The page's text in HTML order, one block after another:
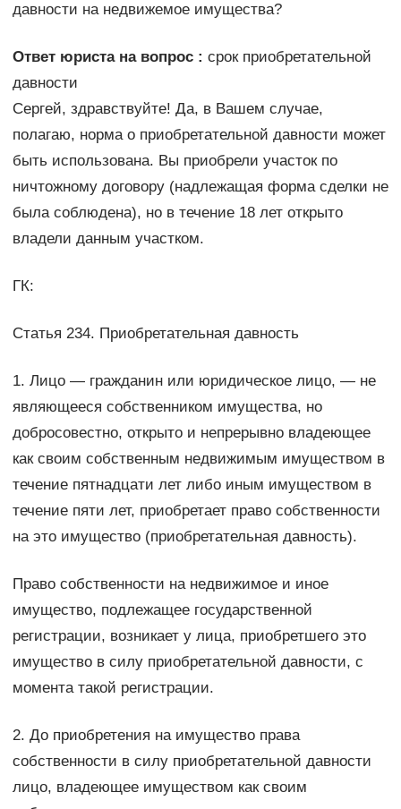
давности на недвижемое имущества?
Ответ юриста на вопрос : срок приобретательной
давности
Сергей, здравствуйте! Да, в Вашем случае,
полагаю, норма о приобретательной давности может
быть использована. Вы приобрели участок по
ничтожному договору (надлежащая форма сделки не
была соблюдена), но в течение 18 лет открыто
владели данным участком.
ГК:
Статья 234. Приобретательная давность
1. Лицо — гражданин или юридическое лицо, — не
являющееся собственником имущества, но
добросовестно, открыто и непрерывно владеющее
как своим собственным недвижимым имуществом в
течение пятнадцати лет либо иным имуществом в
течение пяти лет, приобретает право собственности
на это имущество (приобретательная давность).
Право собственности на недвижимое и иное
имущество, подлежащее государственной
регистрации, возникает у лица, приобретшего это
имущество в силу приобретательной давности, с
момента такой регистрации.
2. До приобретения на имущество права
собственности в силу приобретательной давности
лицо, владеющее имуществом как своим